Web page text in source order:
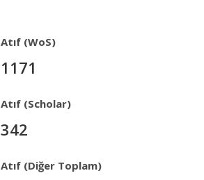
Atıf (WoS)
1171
Atıf (Scholar)
342
Atıf (Diğer Toplam)